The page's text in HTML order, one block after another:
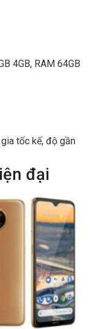
4GB, RAM 64GB
tốc kế, độ gần
đại